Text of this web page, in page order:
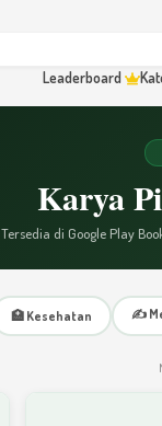
Leaderboard
Karya
Tersedia di Google Play
🏥 Kesehatan ✍️